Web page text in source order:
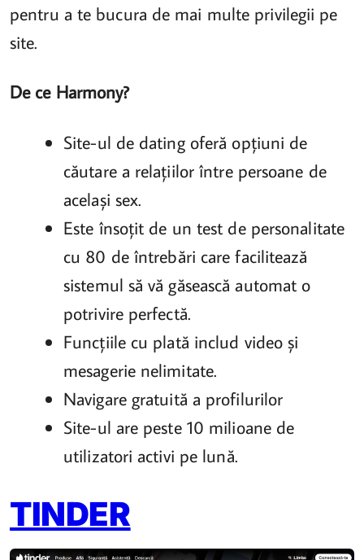
pentru a te bucura de mai multe privilegii pe
site.
De ce Harmony?
Site-ul de dating oferă opțiuni de
căutare a relațiilor între persoane de
același sex.
Este însoțit de un test de personalitate
cu 80 de întrebări care facilitează
sistemul să vă găsească automat o
potrivire perfectă.
Funcțiile cu plată includ video și
mesagerie nelimitate.
Navigare gratuită a profilurilor
Site-ul are peste 10 milioane de
utilizatori activi pe lună.
TINDER